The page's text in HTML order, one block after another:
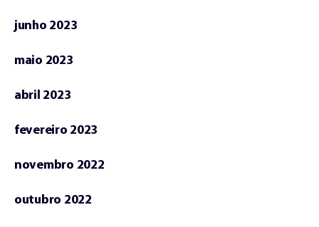
junho 2023
maio 2023
abril 2023
fevereiro 2023
novembro 2022
outubro 2022